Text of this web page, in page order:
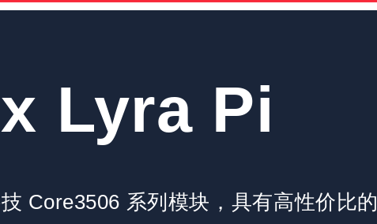
Lyra Pi
Core3506 系列模块，具有高性价比的